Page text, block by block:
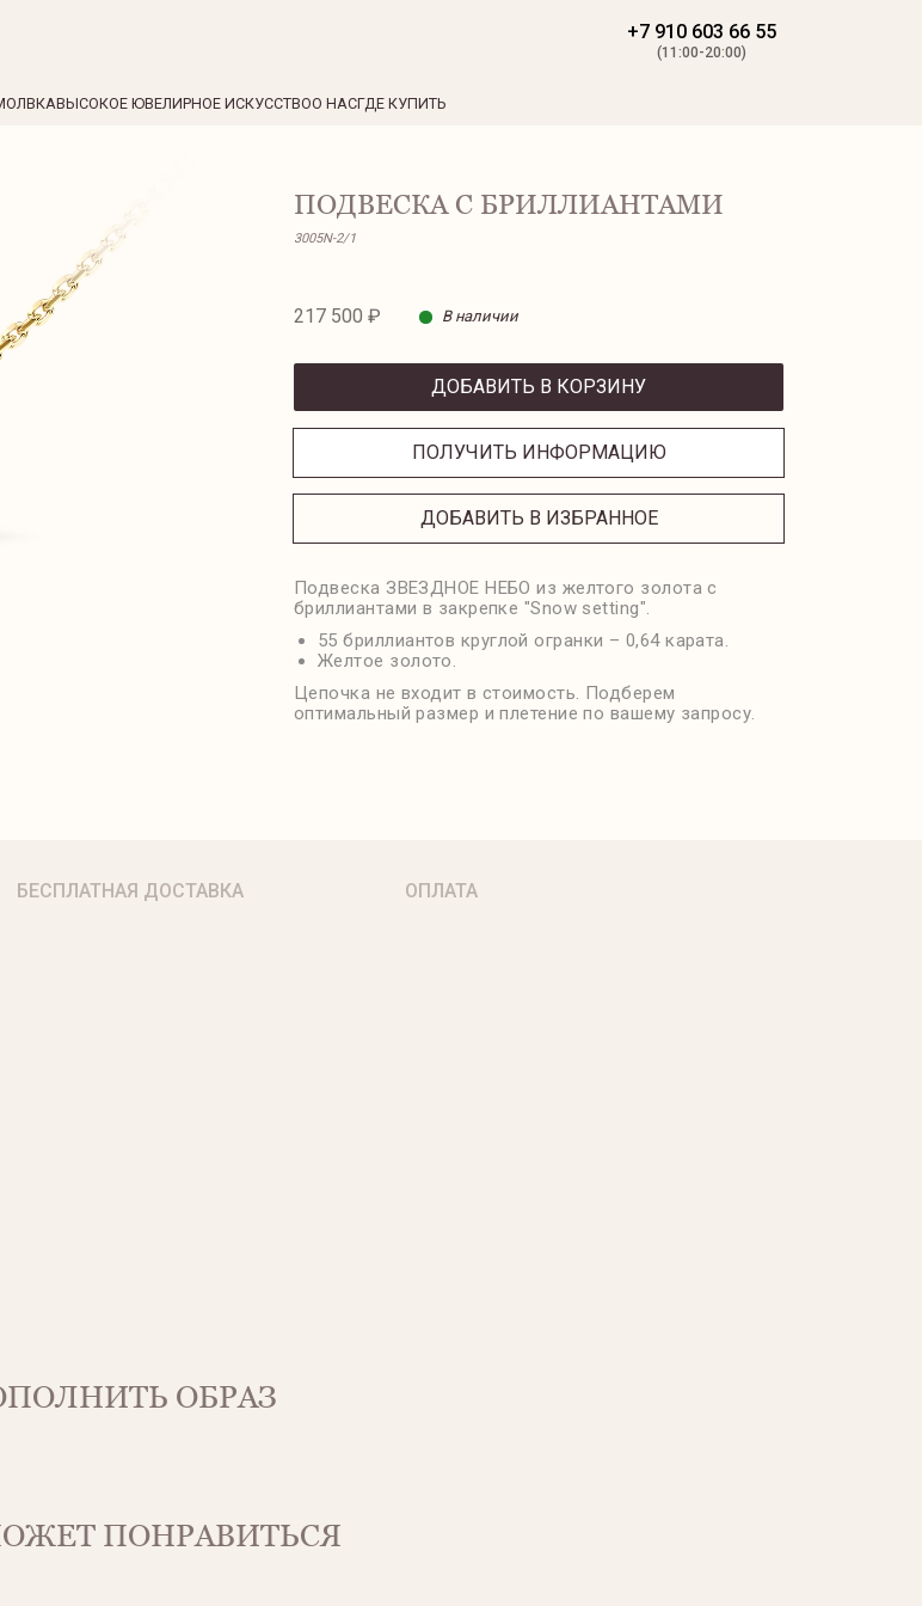
+7 910 603 66 55
(11:00-20:00)
ВЫСОКОЕ ЮВЕЛИРНОЕ ИСКУССТВОО НАСГДЕ КУПИТЬ
ПОДВЕСКА С БРИЛЛИАНТАМИ
3005N-2/1
217 500 ₽ В наличии
ДОБАВИТЬ В КОРЗИНУ
ПОЛУЧИТЬ ИНФОРМАЦИЮ
ДОБАВИТЬ В ИЗБРАННОЕ
Подвеска ЗВЕЗДНОЕ НЕБО из желтого золота с
бриллиантами в закрепке "Snow setting".
55 бриллиантов круглой огранки – 0,64 карата.
Желтое золото.
Цепочка не входит в стоимость. Подберем
оптимальный размер и плетение по вашему запросу.
БЕСПЛАТНАЯ ДОСТАВКА ОПЛАТА
ОБРАЗ
ПОНРАВИТЬСЯ